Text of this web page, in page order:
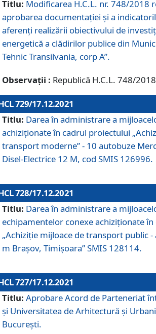
Titlu: Modificarea H.C.L. nr. 748/2018
aprobarea documentației și a
aferenți realizării obiectivului de
energetică a clădirilor publice din
Tehnic Transilvania, corp A”.
Observații : Republică H.C.L. 748/
729/17.12.2021
Titlu: Darea în administrare a
achiziționate în cadrul proiectului
transport moderne” - 10 autobuze
Disel-Electrice 12 M, cod SMIS 126996.
728/17.12.2021
Titlu: Darea în administrare a
echipamentelor conexe achiziționate
„Achiziție mijloace de transport public
m Brașov, Timișoara” SMIS 128114.
727/17.12.2021
Titlu: Aprobare Acord de Parteneriat
și Universitatea de Arhitectură și
București.